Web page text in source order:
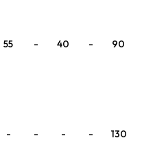
55 - 40 - 90
- - - - 130